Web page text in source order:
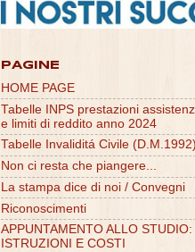
PAGINE
HOME PAGE
Tabelle INPS prestazioni
e limiti di reddito anno 2024
Tabelle Invaliditá Civile (D.M.1992)
Non ci resta che piangere...
La stampa dice di noi / Convegni
Riconoscimenti
APPUNTAMENTO ALLO STUDIO:
ISTRUZIONI E COSTI